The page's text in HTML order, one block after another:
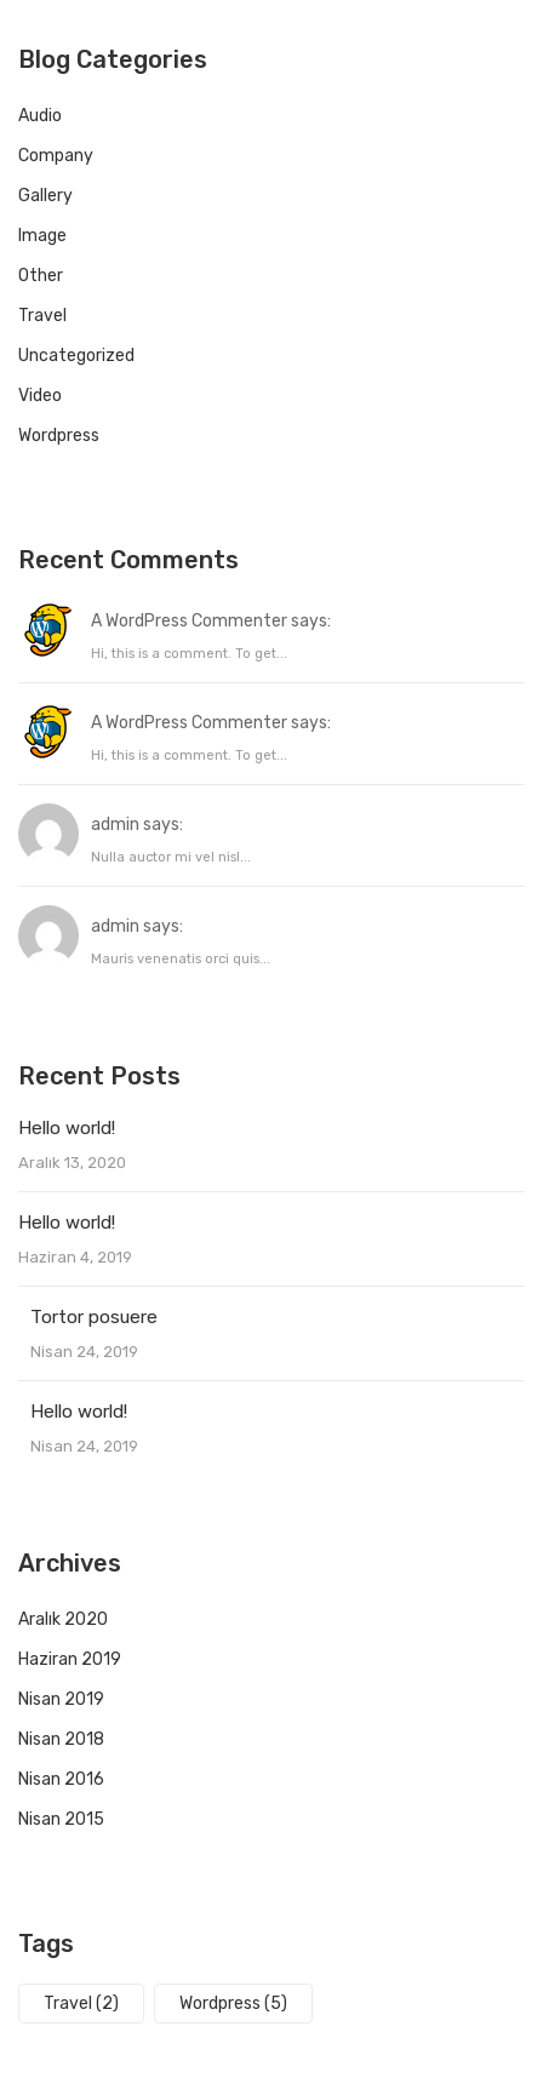
Blog Categories
Audio
Company
Gallery
Image
Other
Travel
Uncategorized
Video
Wordpress
Recent Comments
A WordPress Commenter says:
Hi, this is a comment. To get...
A WordPress Commenter says:
Hi, this is a comment. To get...
admin says:
Nulla auctor mi vel nisl...
admin says:
Mauris venenatis orci quis...
Recent Posts
Hello world!
Aralık 13, 2020
Hello world!
Haziran 4, 2019
Tortor posuere
Nisan 24, 2019
Hello world!
Nisan 24, 2019
Archives
Aralık 2020
Haziran 2019
Nisan 2019
Nisan 2018
Nisan 2016
Nisan 2015
Tags
Travel (2) Wordpress (5)